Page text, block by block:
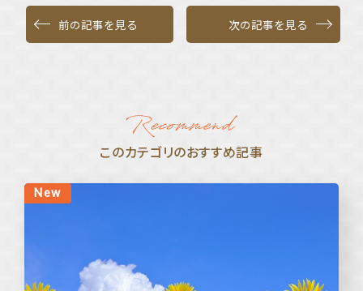
前の記事を見る 次の記事を見る
このカテゴリのおすすめ記事